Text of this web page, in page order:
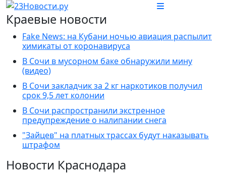
Краевые новости
Fake News: на Кубани ночью авиация распылит
химикаты от коронавируса
В Сочи в мусорном баке обнаружили мину
(видео)
В Сочи закладчик за 2 кг наркотиков получил
срок 9,5 лет колонии
В Сочи распространили экстренное
предупреждение о налипании снега
"Зайцев" на платных трассах будут наказывать
штрафом
Новости Краснодара